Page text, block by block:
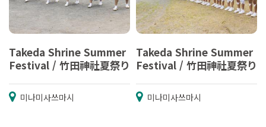
Takeda Shrine Summer
Festival / 竹田神社夏祭り
미나미사쓰마시
Takeda Shrine Summer
Festival / 竹田神社夏祭り
미나미사쓰마시